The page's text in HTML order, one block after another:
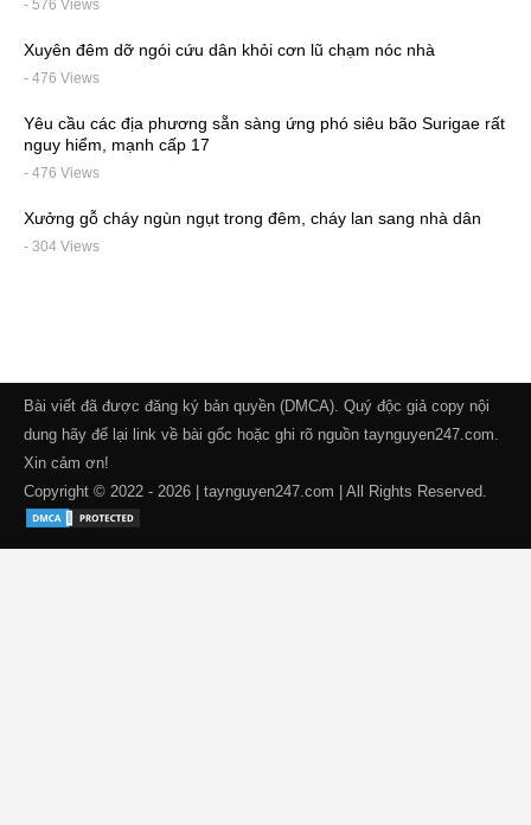
- 576 Views
Xuyên đêm dỡ ngói cứu dân khỏi cơn lũ chạm nóc nhà
- 476 Views
Yêu cầu các địa phương sẵn sàng ứng phó siêu bão Surigae rất
nguy hiểm, mạnh cấp 17
- 476 Views
Xưởng gỗ cháy ngùn ngụt trong đêm, cháy lan sang nhà dân
- 304 Views
Bài viết đã được đăng ký bản quyền (DMCA). Quý độc giả copy nội
dung hãy để lại link về bài gốc hoặc ghi rõ nguồn taynguyen247.com.
Xin cảm ơn!
Copyright © 2022 - 2026 | taynguyen247.com | All Rights Reserved.